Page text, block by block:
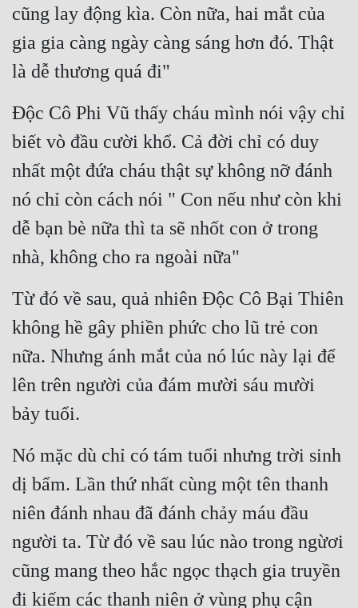
cũng lay động kìa. Còn nữa, hai mắt của
gia gia càng ngày càng sáng hơn đó. Thật
là dễ thương quá đi"
Độc Cô Phi Vũ thấy cháu mình nói vậy chỉ
biết vò đầu cười khổ. Cả đời chỉ có duy
nhất một đứa cháu thật sự không nỡ đánh
nó chỉ còn cách nói " Con nếu như còn khi
dễ bạn bè nữa thì ta sẽ nhốt con ở trong
nhà, không cho ra ngoài nữa"
Từ đó về sau, quả nhiên Độc Cô Bại Thiên
không hề gây phiền phức cho lũ trẻ con
nữa. Nhưng ánh mắt của nó lúc này lại để
lên trên người của đám mười sáu mười
bảy tuổi.
Nó mặc dù chỉ có tám tuổi nhưng trời sinh
dị bẩm. Lần thứ nhất cùng một tên thanh
niên đánh nhau đã đánh chảy máu đầu
người ta. Từ đó về sau lúc nào trong ngừơi
cũng mang theo hắc ngọc thạch gia truyền
đi kiếm các thanh niên ở vùng phụ cận